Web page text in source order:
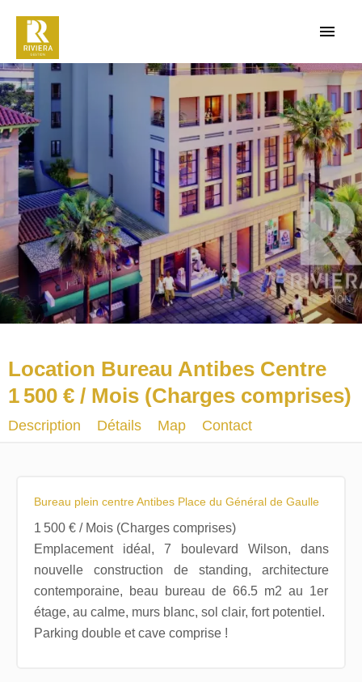
Location Bureau Antibes Centre
1 500 € / Mois (Charges comprises)
Description Détails Map Contact
Bureau plein centre Antibes Place du Général de Gaulle
1 500 € / Mois (Charges comprises)
Emplacement idéal, 7 boulevard Wilson, dans
nouvelle construction de standing, architecture
contemporaine, beau bureau de 66.5 m2 au 1er
étage, au calme, murs blanc, sol clair, fort potentiel.
Parking double et cave comprise !